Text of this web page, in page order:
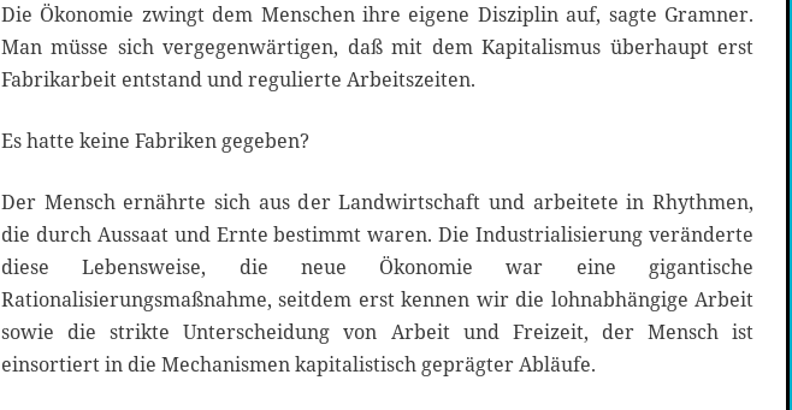
Die Ökonomie zwingt dem Menschen ihre eigene Disziplin auf, sagte Gramner.
Man müsse sich vergegenwärtigen, daß mit dem Kapitalismus überhaupt erst
Fabrikarbeit entstand und regulierte Arbeitszeiten.
Es hatte keine Fabriken gegeben?
Der Mensch ernährte sich aus der Landwirtschaft und arbeitete in Rhythmen,
die durch Aussaat und Ernte bestimmt waren. Die Industrialisierung veränderte
diese Lebensweise, die neue Ökonomie war eine gigantische
Rationalisierungsmaßnahme, seitdem erst kennen wir die lohnabhängige Arbeit
sowie die strikte Unterscheidung von Arbeit und Freizeit, der Mensch ist
einsortiert in die Mechanismen kapitalistisch geprägter Abläufe.